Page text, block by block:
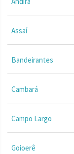
Assaí
Bandeirantes
Cambará
Campo Largo
Goioerê